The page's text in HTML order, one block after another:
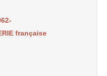
française